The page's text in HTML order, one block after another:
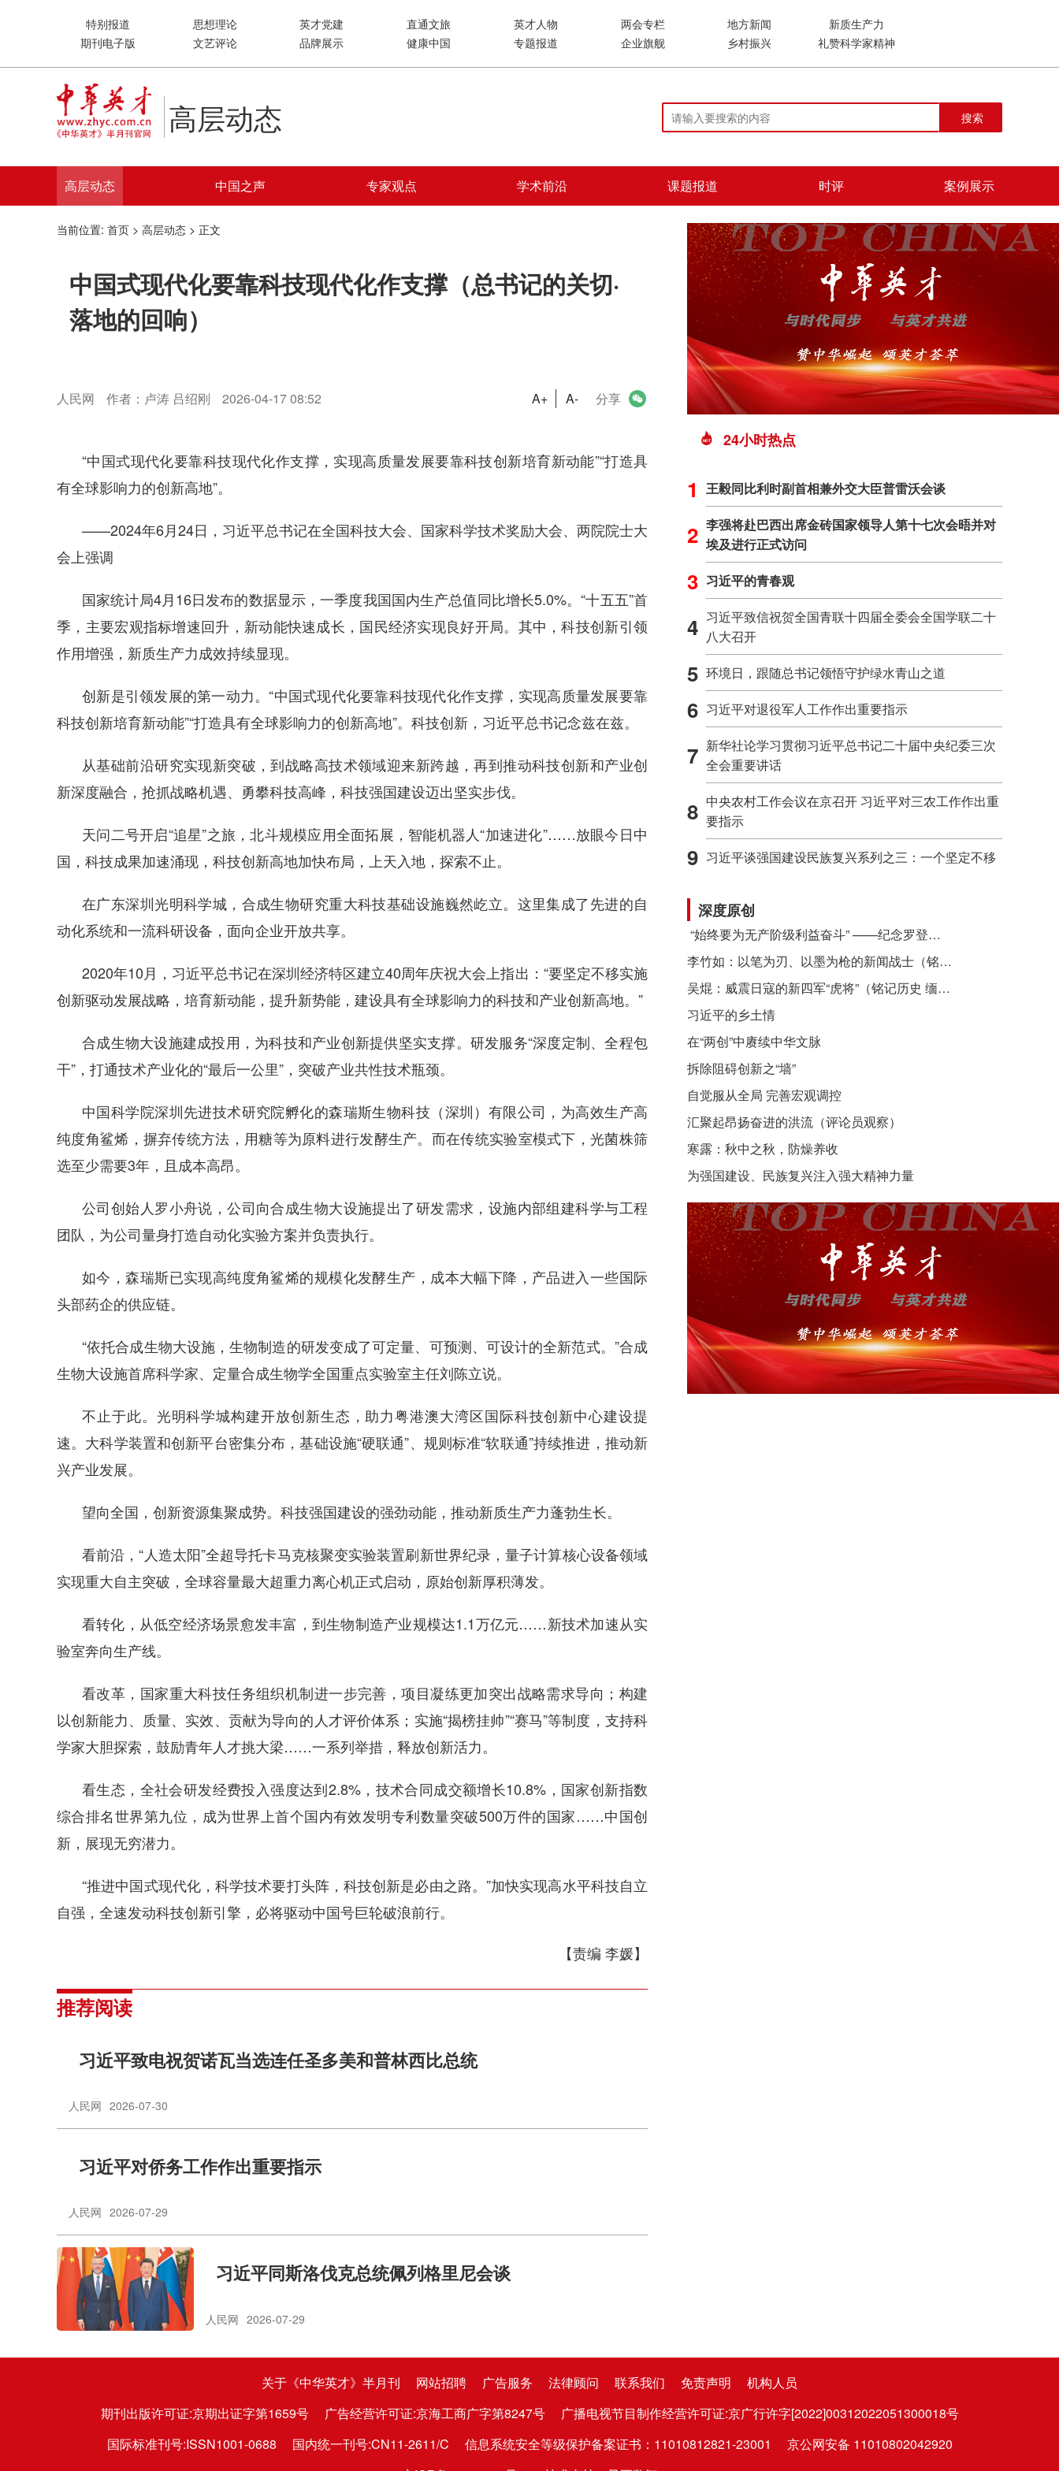
特别报道 思想理论 英才党建 直通文旅 英才人物 两会专栏 地方新闻
新质生产力
期刊电子版
文艺评论 品牌展示 健康中国 专题报道 企业旗舰 乡村振兴 礼赞科学家精神
高层动态 搜索
高层动态 中国之声 专家观点 学术前沿 课题报道 时评 案例展示
当前位置: 首页 > 高层动态 > 正文
中国式现代化要靠科技现代化作支撑（总书记的关切·
落地的回响）
人民网 作者：卢涛 吕绍刚 2026-04-17 08:52 A+ A- 分享
“中国式现代化要靠科技现代化作支撑，实现高质量发展要靠科技创新培育新动能”“打造具
有全球影响力的创新高地”。
——2024年6月24日，习近平总书记在全国科技大会、国家科学技术奖励大会、两院院士大
会上强调
国家统计局4月16日发布的数据显示，一季度我国国内生产总值同比增长5.0%。“十五五”首
季，主要宏观指标增速回升，新动能快速成长，国民经济实现良好开局。其中，科技创新引领
作用增强，新质生产力成效持续显现。
创新是引领发展的第一动力。“中国式现代化要靠科技现代化作支撑，实现高质量发展要靠
科技创新培育新动能”“打造具有全球影响力的创新高地”。科技创新，习近平总书记念兹在兹。
从基础前沿研究实现新突破，到战略高技术领域迎来新跨越，再到推动科技创新和产业创
新深度融合，抢抓战略机遇、勇攀科技高峰，科技强国建设迈出坚实步伐。
天问二号开启“追星”之旅，北斗规模应用全面拓展，智能机器人“加速进化”……放眼今日中
国，科技成果加速涌现，科技创新高地加快布局，上天入地，探索不止。
在广东深圳光明科学城，合成生物研究重大科技基础设施巍然屹立。这里集成了先进的自
动化系统和一流科研设备，面向企业开放共享。
2020年10月，习近平总书记在深圳经济特区建立40周年庆祝大会上指出：“要坚定不移实施
创新驱动发展战略，培育新动能，提升新势能，建设具有全球影响力的科技和产业创新高地。”
合成生物大设施建成投用，为科技和产业创新提供坚实支撑。研发服务“深度定制、全程包
干”，打通技术产业化的“最后一公里”，突破产业共性技术瓶颈。
中国科学院深圳先进技术研究院孵化的森瑞斯生物科技（深圳）有限公司，为高效生产高
纯度角鲨烯，摒弃传统方法，用糖等为原料进行发酵生产。而在传统实验室模式下，光菌株筛
选至少需要3年，且成本高昂。
公司创始人罗小舟说，公司向合成生物大设施提出了研发需求，设施内部组建科学与工程
团队，为公司量身打造自动化实验方案并负责执行。
如今，森瑞斯已实现高纯度角鲨烯的规模化发酵生产，成本大幅下降，产品进入一些国际
头部药企的供应链。
“依托合成生物大设施，生物制造的研发变成了可定量、可预测、可设计的全新范式。”合成
生物大设施首席科学家、定量合成生物学全国重点实验室主任刘陈立说。
不止于此。光明科学城构建开放创新生态，助力粤港澳大湾区国际科技创新中心建设提
速。大科学装置和创新平台密集分布，基础设施“硬联通”、规则标准“软联通”持续推进，推动新
兴产业发展。
望向全国，创新资源集聚成势。科技强国建设的强劲动能，推动新质生产力蓬勃生长。
看前沿，“人造太阳”全超导托卡马克核聚变实验装置刷新世界纪录，量子计算核心设备领域
实现重大自主突破，全球容量最大超重力离心机正式启动，原始创新厚积薄发。
看转化，从低空经济场景愈发丰富，到生物制造产业规模达1.1万亿元……新技术加速从实
验室奔向生产线。
看改革，国家重大科技任务组织机制进一步完善，项目凝练更加突出战略需求导向；构建
以创新能力、质量、实效、贡献为导向的人才评价体系；实施“揭榜挂帅”“赛马”等制度，支持科
学家大胆探索，鼓励青年人才挑大梁……一系列举措，释放创新活力。
看生态，全社会研发经费投入强度达到2.8%，技术合同成交额增长10.8%，国家创新指数
综合排名世界第九位，成为世界上首个国内有效发明专利数量突破500万件的国家……中国创
新，展现无穷潜力。
“推进中国式现代化，科学技术要打头阵，科技创新是必由之路。”加快实现高水平科技自立
自强，全速发动科技创新引擎，必将驱动中国号巨轮破浪前行。
【责编 李媛】
推荐阅读
习近平致电祝贺诺瓦当选连任圣多美和普林西比总统
人民网 2026-07-30
习近平对侨务工作作出重要指示
人民网 2026-07-29
习近平同斯洛伐克总统佩列格里尼会谈
人民网 2026-07-29
24小时热点
1 王毅同比利时副首相兼外交大臣普雷沃会谈
2 李强将赴巴西出席金砖国家领导人第十七次会晤并对
埃及进行正式访问
3 习近平的青春观
4 习近平致信祝贺全国青联十四届全委会全国学联二十
八大召开
5 环境日，跟随总书记领悟守护绿水青山之道
6 习近平对退役军人工作作出重要指示
7 新华社论学习贯彻习近平总书记二十届中央纪委三次
全会重要讲话
8 中央农村工作会议在京召开 习近平对三农工作作出重
要指示
9 习近平谈强国建设民族复兴系列之三：一个坚定不移
深度原创
​ “始终要为无产阶级利益奋斗” ——纪念罗登贤同志诞辰120周年
李竹如：以笔为刃、以墨为枪的新闻战士（铭记历史 缅怀先烈·抗日英雄）
吴焜：威震日寇的新四军“虎将”（铭记历史 缅怀先烈·抗日英雄）
习近平的乡土情
在“两创”中赓续中华文脉
拆除阻碍创新之“墙”
自觉服从全局 完善宏观调控
汇聚起昂扬奋进的洪流（评论员观察）
寒露：秋中之秋，防燥养收
为强国建设、民族复兴注入强大精神力量
关于《中华英才》半月刊 网站招聘 广告服务 法律顾问 联系我们 免责声明
机构人员
期刊出版许可证:京期出证字第1659号
广告经营许可证:京海工商广字第8247号
广播电视节目制作经营许可证:京广行许字[2022]00312022051300018号
国际标准刊号:ISSN1001-0688
国内统一刊号:CN11-2611/C 信息系统安全等级保护备案证书：11010812821-23001
京公网安备 11010802042920